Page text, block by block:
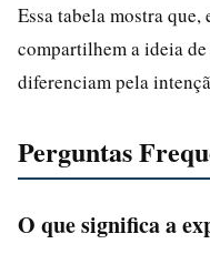
Essa tabela mostra que,
compartilhem a ideia
diferenciam pela
Perguntas
O que significa a